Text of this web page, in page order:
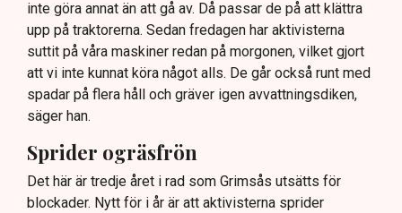
inte göra annat än att gå av. Då passar de på att klättra
upp på traktorerna. Sedan fredagen har aktivisterna
suttit på våra maskiner redan på morgonen, vilket gjort
att vi inte kunnat köra något alls. De går också runt med
spadar på flera håll och gräver igen avvattningsdiken,
säger han.
Sprider ogräsfrön
Det här är tredje året i rad som Grimsås utsätts för
blockader. Nytt för i år är att aktivisterna sprider